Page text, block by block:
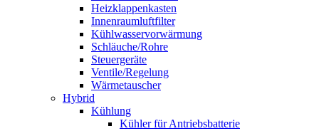
Heizklappenkasten
Innenraumluftfilter
Kühlwasservorwärmung
Schläuche/Rohre
Steuergeräte
Ventile/Regelung
Wärmetauscher
Hybrid
Kühlung
Kühler für Antriebsbatterie